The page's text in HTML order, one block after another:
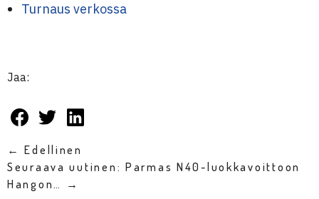
Turnaus verkossa
Jaa:
← Edellinen
Seuraava uutinen: Parmas N40-luokkavoittoon
Hangon… →